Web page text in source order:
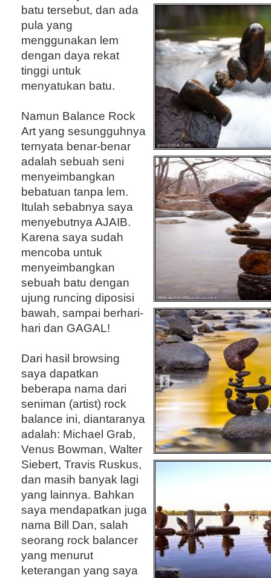
batu tersebut, dan ada
pula yang
menggunakan lem
dengan daya rekat
tinggi untuk
menyatukan batu.
Namun Balance Rock
Art yang sesungguhnya
ternyata benar-benar
adalah sebuah seni
menyeimbangkan
bebatuan tanpa lem.
Itulah sebabnya saya
menyebutnya AJAIB.
Karena saya sudah
mencoba untuk
menyeimbangkan
sebuah batu dengan
ujung runcing diposisi
bawah, sampai berhari-
hari dan GAGAL!
Dari hasil browsing
saya dapatkan
beberapa nama dari
seniman (artist) rock
balance ini, diantaranya
adalah: Michael Grab,
Venus Bowman, Walter
Siebert, Travis Ruskus,
dan masih banyak lagi
yang lainnya. Bahkan
saya mendapatkan juga
nama Bill Dan, salah
seorang rock balancer
yang menurut
keterangan yang saya